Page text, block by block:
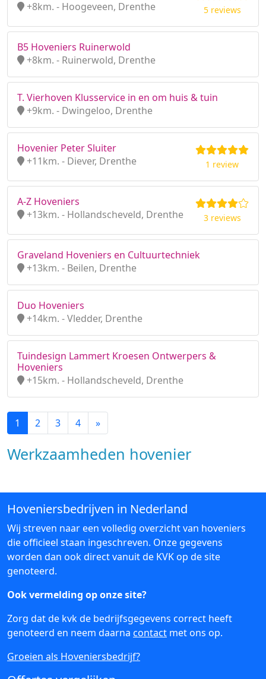
+8km. - Hoogeveen, Drenthe
5 reviews
B5 Hoveniers Ruinerwold
+8km. - Ruinerwold, Drenthe
T. Vierhoven Klusservice in en om huis & tuin
+9km. - Dwingeloo, Drenthe
Hovenier Peter Sluiter
+11km. - Diever, Drenthe
1 review
A-Z Hoveniers
+13km. - Hollandscheveld, Drenthe
3 reviews
Graveland Hoveniers en Cultuurtechniek
+13km. - Beilen, Drenthe
Duo Hoveniers
+14km. - Vledder, Drenthe
Tuindesign Lammert Kroesen Ontwerpers &
Hoveniers
+15km. - Hollandscheveld, Drenthe
1 2 3 4 »
Werkzaamheden hovenier
Hoveniersbedrijven in Nederland
Wij streven naar een volledig overzicht van hoveniers
die officieel staan ingeschreven. Onze gegevens
worden dan ook direct vanuit de KVK op de site
genoteerd.
Ook vermelding op onze site?
Zorg dat de kvk de bedrijfsgegevens correct heeft
genoteerd en neem daarna contact met ons op.
Groeien als Hoveniersbedrijf?